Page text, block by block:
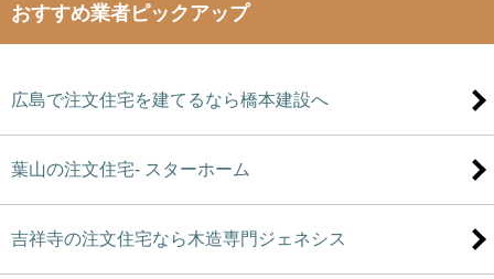
おすすめ業者ピックアップ
広島で注文住宅を建てるなら橋本建設へ
葉山の注文住宅- スターホーム
吉祥寺の注文住宅なら木造専門ジェネシス